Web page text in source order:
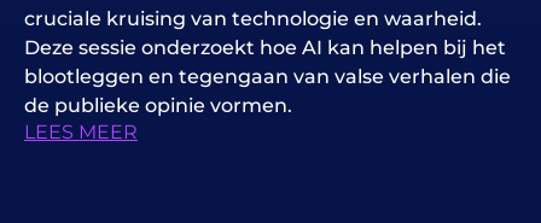
cruciale kruising van technologie en waarheid.
Deze sessie onderzoekt hoe AI kan helpen bij het
blootleggen en tegengaan van valse verhalen die
de publieke opinie vormen.
LEES MEER